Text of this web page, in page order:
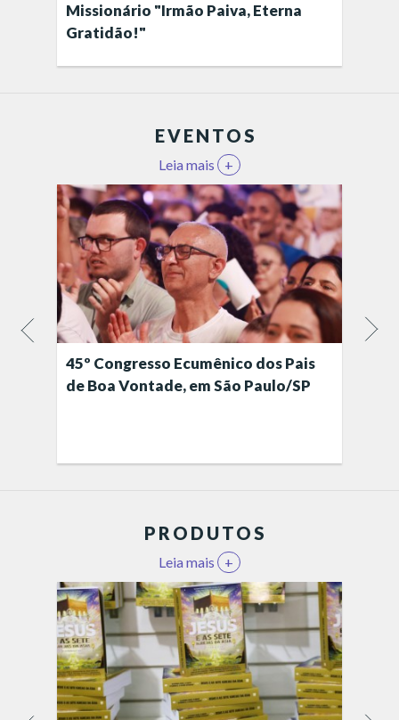
Missionário "Irmão Paiva, Eterna
Gratidão!"
EVENTOS
Leia mais +
45º Congresso Ecumênico dos Pais
de Boa Vontade, em São Paulo/SP
PRODUTOS
Leia mais +